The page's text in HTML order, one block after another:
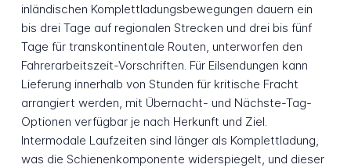
inländischen Komplettladungsbewegungen dauern ein
bis drei Tage auf regionalen Strecken und drei bis fünf
Tage für transkontinentale Routen, unterworfen den
Fahrerarbeitszeit-Vorschriften. Für Eilsendungen kann
Lieferung innerhalb von Stunden für kritische Fracht
arrangiert werden, mit Übernacht- und Nächste-Tag-
Optionen verfügbar je nach Herkunft und Ziel.
Intermodale Laufzeiten sind länger als Komplettladung,
was die Schienenkomponente widerspiegelt, und dieser